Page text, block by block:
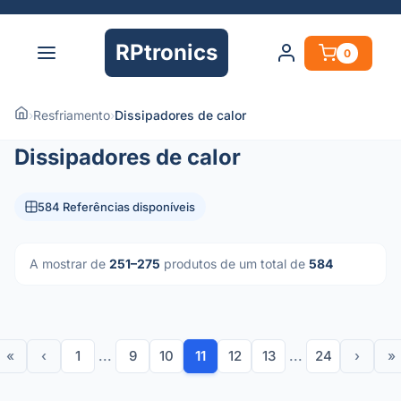
RPtronics 0
›Resfriamento›Dissipadores de calor
Dissipadores de calor
584 Referências disponíveis
A mostrar de 251–275 produtos de um total de 584
« ‹ 1 ... 9 10 11 12 13 ... 24 › »